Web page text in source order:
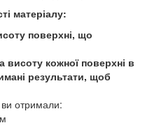
матеріалу:
поверхні, що
кожної поверхні в
результати, щоб
ви отримали: